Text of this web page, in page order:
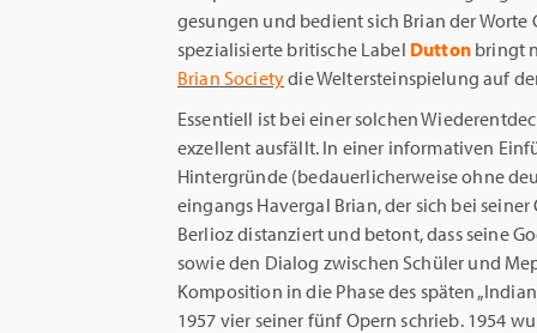
gesungen und bedient sich Brian der Worte
spezialisierte britische Label Duttonbringt
Brian Societydie Weltersteinspielung auf
Essentiell ist bei einer solchen
exzellent ausfällt. In einer informativen
Hintergründe (bedauerlicherweise ohne
eingangs Havergal Brian, der sich bei
Berlioz distanziert und betont, dass seine
sowie den Dialog zwischen Schüler und
Komposition in die Phase des späten
1957 vier seiner fünf Opern schrieb. 1954